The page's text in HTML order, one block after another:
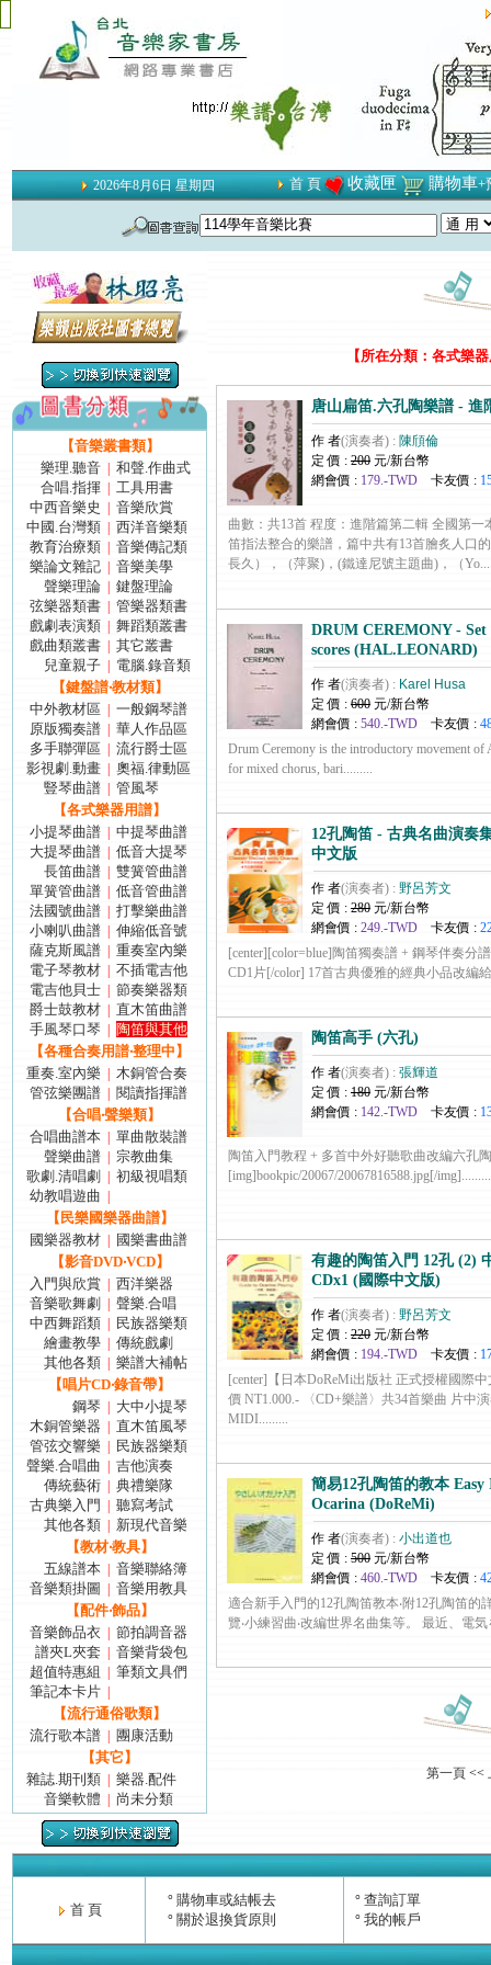
2026年8月6日 星期四 首 頁 收藏匣 購物車+
【音樂叢書類】
樂理.聽音
和聲.作曲式
合唱.指揮
工具用書
中西音樂史
音樂欣賞
中國.台灣類
西洋音樂類
教育治療類
音樂傳記類
樂論文雜記
音樂美學
聲樂理論
鍵盤理論
弦樂器類書
管樂器類書
戲劇表演類
舞蹈類叢書
戲曲類叢書
其它叢書
兒童親子
電腦.錄音類
【鍵盤譜‧教材類】
中外教材區
一般鋼琴譜
原版獨奏譜
華人作品區
多手聯彈區
流行爵士區
影視劇.動畫
奧福.律動區
豎琴曲譜
管風琴
【各式樂器用譜】
小提琴曲譜
中提琴曲譜
大提琴曲譜
低音大提琴
長笛曲譜
雙簧管曲譜
單簧管曲譜
低音管曲譜
法國號曲譜
打擊樂曲譜
小喇叭曲譜
伸縮低音號
薩克斯風譜
重奏室內樂
電子琴教材
不插電吉他
電吉他貝士
節奏樂器類
爵士鼓教材
直木笛曲譜
手風琴口琴
陶笛與其他
【各種合奏用譜‧整理中】
重奏.室內樂
木銅管合奏
管弦樂團譜
閱讀指揮譜
【合唱‧聲樂類】
合唱曲譜本
單曲散裝譜
聲樂曲譜
宗教曲集
歌劇.清唱劇
初級視唱類
幼教唱遊曲
【民樂國樂器曲譜】
國樂器教材
國樂書曲譜
【影音DVD‧VCD】
入門與欣賞
西洋樂器
音樂歌舞劇
聲樂.合唱
中西舞蹈類
民族器樂類
繪畫教學
傳統戲劇
其他各類
樂譜大補帖
【唱片CD‧錄音帶】
鋼琴
大中小提琴
木銅管樂器
直木笛風琴
管弦交響樂
民族器樂類
聲樂.合唱曲
吉他演奏
傳統藝術
典禮樂隊
古典樂入門
聽寫考試
其他各類
新現代音樂
【教材‧教具】
五線譜本
音樂聯絡簿
音樂類掛圖
音樂用教具
【配件‧飾品】
音樂飾品衣
節拍調音器
譜夾L夾套
音樂背袋包
超值特惠組
筆類文具們
筆記本卡片
【流行通俗歌類】
流行歌本譜
團康活動
【其它】
雜誌.期刊類
樂器.配件
音樂軟體
尚未分類
【所在分類：各式樂
唐山扁笛.六孔陶樂譜 - 進
作 者(演奏者) : 陳頎倫
定 價 : 200 元/新台幣
網會價 : 179.-TWD 卡友價 :
曲數：共13首 程度：進階篇第二輯 全國第一
笛指法整合的樂譜，篇中共有13首膾炙人口
長久），（萍聚)，(鐵達尼號主題曲)，（
DRUM CEREMONY - Set
scores (HAL.LEONARD)
作 者(演奏者) : Karel Husa
定 價 : 600 元/新台幣
網會價 : 540.-TWD 卡友價 :
Drum Ceremony is the introductory movement of
for mixed chorus, bari.........
12孔陶笛 - 古典名曲演奏
中文版
作 者(演奏者) : 野呂芳文
定 價 : 280 元/新台幣
網會價 : 249.-TWD 卡友價 :
[center][color=blue]陶笛獨奏譜 + 鋼琴伴奏分
CD1片[/color] 17首古典優雅的經典小品改編
陶笛高手 (六孔)
作 者(演奏者) : 張輝道
定 價 : 180 元/新台幣
網會價 : 142.-TWD 卡友價 :
陶笛入門教程 + 多首中外好聽歌曲改編六孔
[img]bookpic/20067/20067816588.jpg[/img].........
有趣的陶笛入門 12孔 (2)
CDx1 (國際中文版)
作 者(演奏者) : 野呂芳文
定 價 : 220 元/新台幣
網會價 : 194.-TWD 卡友價 :
[center]【日本DoReMi出版社 正式授權國際
價 NT1.000.- 〈CD+樂譜〉共34首樂曲 片中
MIDI.........
簡易12孔陶笛的教本
Ocarina (DoReMi)
作 者(演奏者) : 小出道也
定 價 : 500 元/新台幣
網會價 : 460.-TWD 卡友價 :
適合新手入門的12孔陶笛教本‧附12孔陶笛的
覽‧小練習曲‧改編世界名曲集等。 最近、電気
第一頁<<
首 頁
° 購物車或結帳去
° 關於退換貨原則
° 查詢訂單
° 我的帳戶